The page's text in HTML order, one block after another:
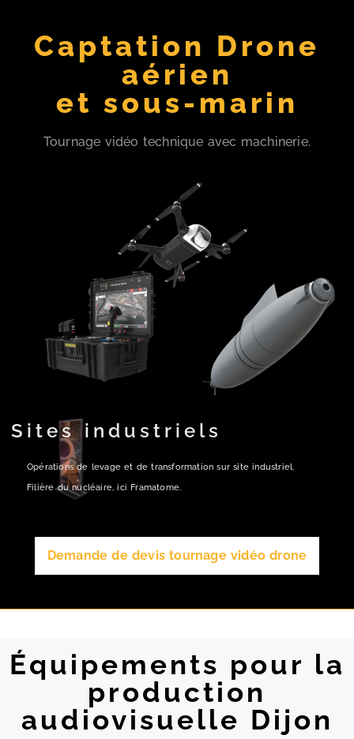
Captation Drone
aérien
et sous-marin
Tournage vidéo technique avec machinerie.
Sites industriels
Opérations de levage et de transformation sur site industriel.
Filière du nucléaire, ici Framatome.
Demande de devis tournage vidéo drone
Équipements pour la
production
audiovisuelle Dijon